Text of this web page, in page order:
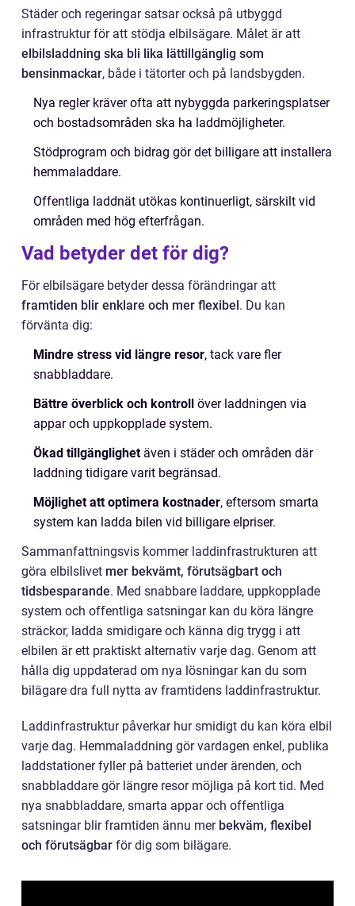
Städer och regeringar satsar också på utbyggd
infrastruktur för att stödja elbilsägare. Målet är att
elbilsladdning ska bli lika lättillgänglig som
bensinmackar, både i tätorter och på landsbygden.
Nya regler kräver ofta att nybyggda parkeringsplatser
och bostadsområden ska ha laddmöjligheter.
Stödprogram och bidrag gör det billigare att installera
hemmaladdare.
Offentliga laddnät utökas kontinuerligt, särskilt vid
områden med hög efterfrågan.
Vad betyder det för dig?
För elbilsägare betyder dessa förändringar att
framtiden blir enklare och mer flexibel. Du kan
förvänta dig:
Mindre stress vid längre resor, tack vare fler
snabbladdare.
Bättre överblick och kontroll över laddningen via
appar och uppkopplade system.
Ökad tillgänglighetäven i städer och områden där
laddning tidigare varit begränsad.
Möjlighet att optimera kostnader, eftersom smarta
system kan ladda bilen vid billigare elpriser.
Sammanfattningsvis kommer laddinfrastrukturen att
göra elbilslivet mer bekvämt, förutsägbart och
tidsbesparande. Med snabbare laddare, uppkopplade
system och offentliga satsningar kan du köra längre
sträckor, ladda smidigare och känna dig trygg i att
elbilen är ett praktiskt alternativ varje dag. Genom att
hålla dig uppdaterad om nya lösningar kan du som
bilägare dra full nytta av framtidens laddinfrastruktur.
Laddinfrastruktur påverkar hur smidigt du kan köra elbil
varje dag. Hemmaladdning gör vardagen enkel, publika
laddstationer fyller på batteriet under ärenden, och
snabbladdare gör längre resor möjliga på kort tid. Med
nya snabbladdare, smarta appar och offentliga
satsningar blir framtiden ännu mer bekväm, flexibel
och förutsägbar för dig som bilägare.